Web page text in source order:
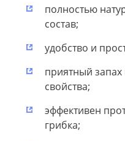
полностью
состав;
удобство и
приятный
свойства;
эффективен
грибка;